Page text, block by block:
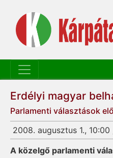
Erdélyi magyar
Parlamenti választások
2008. augusztus 1., 10:00
A közelgő parlamenti